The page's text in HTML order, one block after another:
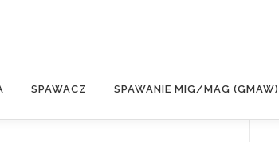
SPAWACZ SPAWANIE MIG/MAG (GMAW)